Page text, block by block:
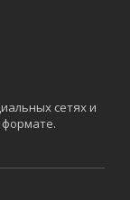
сетях и